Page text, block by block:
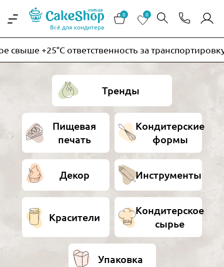
Всё для кондитера
0 0
+25°C ответственность за
Тренды
Пищевая
печать
Кондитерские
формы
Декор Инструменты
Красители
Кондитерское
сырье
Упаковка